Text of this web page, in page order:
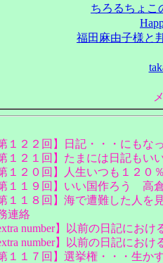
ちろるちょこ
福田麻由子様と
１２２回】日記・・・にもなっ
１２１回】たまには日記もい
１２０回】人生いつも１２０
１１９回】いい国作ろう 高倉
１１８回】海で遭難した人を
連絡
number】以前の日記におけ
number】以前の日記におけ
１１７回】選挙権・・・生か